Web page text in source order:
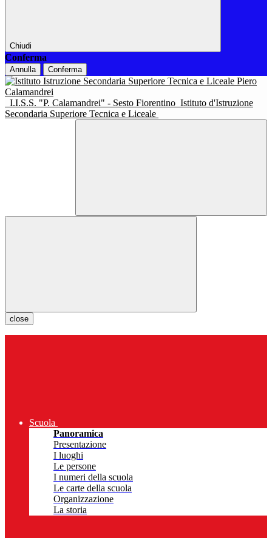
Chiudi
Conferma
Annulla Conferma
I.I.S.S. "P. Calamandrei" - Sesto Fiorentino Istituto d'Istruzione
Secondaria Superiore Tecnica e Liceale
close
Scuola
Panoramica
Presentazione
I luoghi
Le persone
I numeri della scuola
Le carte della scuola
Organizzazione
La storia